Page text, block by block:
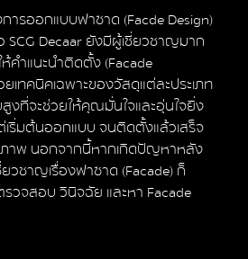
ารออกแบบฟาซาด (Facde Design)
SCG Decaar ยังมีผู้เชี่ยวชาญมาก
ำแนะนำติดตั้ง (Facade
เทคนิคเฉพาะของวัสดุแต่ละประเภท
งที่จะช่วยให้คุณมั่นใจและอุ่นใจยิ่ง
ริ่มต้นออกแบบ จนติดตั้งแล้วเสร็จ
ภาพ นอกจากนี้หากเกิดปัญหาหลัง
ชาญเรื่องฟาซาด (Facade) ก็
รวจสอบ วินิจฉัย และหา Facade